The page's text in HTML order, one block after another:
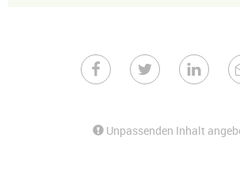
Unpassenden Inhalt